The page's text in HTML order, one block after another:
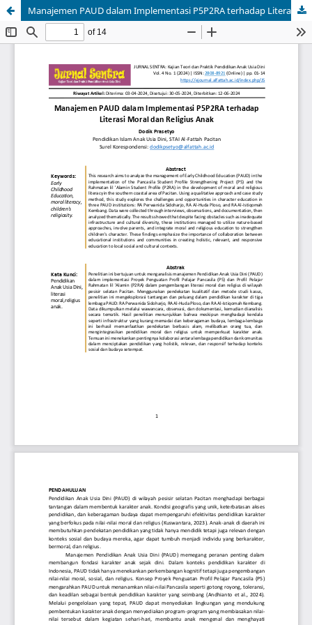
Manajemen PAUD dalam Implementasi P5P2RA terhadap Literasi Moral dan Religius Anak